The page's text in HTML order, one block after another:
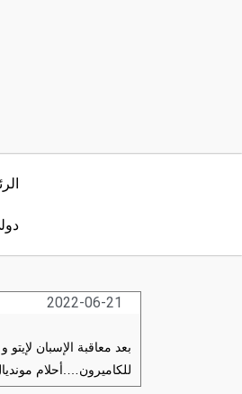
2022-06-21
بعد معاقبة الإسبان لإيتو
للكاميرون….أحلام